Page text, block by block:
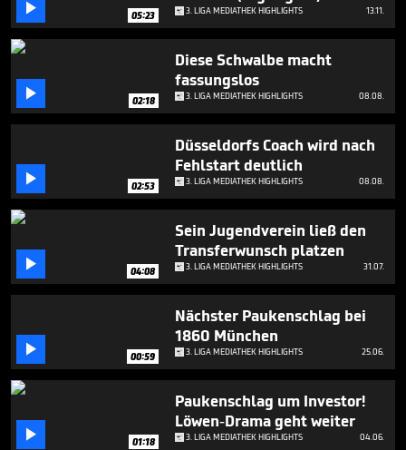
 05:23 3. LIGA MEDIATHEK HIGHLIGHTS 13.11.
 02:18
Diese Schwalbe macht
fassungslos
3. LIGA MEDIATHEK HIGHLIGHTS 08.08.
 02:53
Düsseldorfs Coach wird nach
Fehlstart deutlich
3. LIGA MEDIATHEK HIGHLIGHTS 08.08.
 04:08
Sein Jugendverein ließ den
Transferwunsch platzen
3. LIGA MEDIATHEK HIGHLIGHTS 31.07.
 00:59
Nächster Paukenschlag bei
1860 München
3. LIGA MEDIATHEK HIGHLIGHTS 25.06.
 01:18
Paukenschlag um Investor!
Löwen-Drama geht weiter
3. LIGA MEDIATHEK HIGHLIGHTS 04.06.